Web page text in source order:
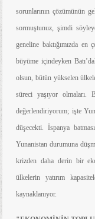
sorunlarının çözümünün
sormuştunuz, şimdi
geneline baktığımızda
büyüme içindeyken
olsun, bütün yükselen
süreci yaşıyor
değerlendiriyorum; işte
düşecekti. İspanya
Yunanistan durumuna
krizden daha derin bir
ülkelerin yatırım
kaynaklanıyor.